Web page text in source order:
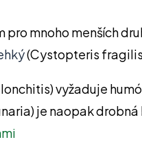
mnoho menších
(Cystopteris
vyžaduje
je naopak